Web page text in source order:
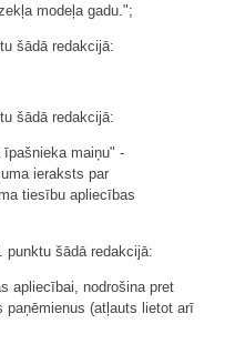
modeļa gadu.";
šādā redakcijā:
šādā redakcijā:
maiņu" -
ieraksts par
tiesību apliecības
punktu šādā redakcijā:
apliecībai, nodrošina pret
(atļauts lietot arī